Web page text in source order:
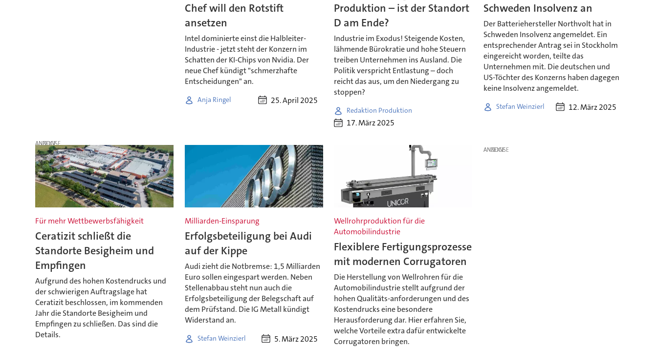
Chef will den Rotstift
ansetzen
Intel dominierte einst die Halbleiter-
Industrie - jetzt steht der Konzern im
Schatten der KI-Chips von Nvidia. Der
neue Chef kündigt "schmerzhafte
Entscheidungen" an.
Anja Ringel 25. April 2025
Produktion – ist der Standort
D am Ende?
Industrie im Exodus! Steigende Kosten,
lähmende Bürokratie und hohe Steuern
treiben Unternehmen ins Ausland. Die
Politik verspricht Entlastung – doch
reicht das aus, um den Niedergang zu
stoppen?
Redaktion Produktion
17. März 2025
Schweden Insolvenz an
Der Batteriehersteller Northvolt hat in
Schweden Insolvenz angemeldet. Ein
entsprechender Antrag sei in Stockholm
eingereicht worden, teilte das
Unternehmen mit. Die deutschen und
US-Töchter des Konzerns haben dagegen
keine Insolvenz angemeldet.
Stefan Weinzierl 12. März 2025
ANZEIGE
Für mehr Wettbewerbsfähigkeit
Ceratizit schließt die
Standorte Besigheim und
Empfingen
Aufgrund des hohen Kostendrucks und
der schwierigen Auftragslage hat
Ceratizit beschlossen, im kommenden
Jahr die Standorte Besigheim und
Empfingen zu schließen. Das sind die
Details.
Milliarden-Einsparung
Erfolgsbeteiligung bei Audi
auf der Kippe
Audi zieht die Notbremse: 1,5 Milliarden
Euro sollen eingespart werden. Neben
Stellenabbau steht nun auch die
Erfolgsbeteiligung der Belegschaft auf
dem Prüfstand. Die IG Metall kündigt
Widerstand an.
Stefan Weinzierl 5. März 2025
Wellrohrproduktion für die
Automobilindustrie
Flexiblere Fertigungsprozesse
mit modernen Corrugatoren
Die Herstellung von Wellrohren für die
Automobilindustrie stellt aufgrund der
hohen Qualitäts-anforderungen und des
Kostendrucks eine besondere
Herausforderung dar. Hier erfahren Sie,
welche Vorteile extra dafür entwickelte
Corrugatoren bringen.
ANZEIGE